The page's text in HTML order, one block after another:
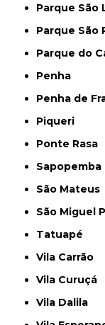
Parque São
Parque São
Parque do
Penha
Penha de
Piqueri
Ponte Rasa
Sapopemba
São Mateus
São Miguel
Tatuapé
Vila Carrão
Vila Curuçá
Vila Dalila